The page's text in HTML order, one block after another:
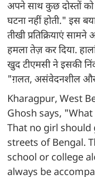
अपने साथ कुछ दोस्तों को
घटना नहीं होती." इस
तीखी प्रतिक्रियाएं
हमला तेज़ कर दिया.
खुद टीएमसी ने इसकी
"ग़लत, असंवेदनशील और
Kharagpur, West
Ghosh says,
That no girl
streets of Bengal.
school or college
always be